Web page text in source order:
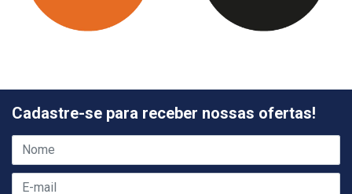
Cadastre-se para receber nossas ofertas!